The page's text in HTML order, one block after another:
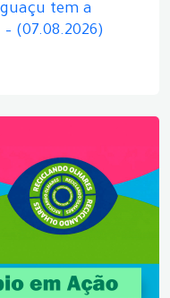
tem a
(07.08.2026)